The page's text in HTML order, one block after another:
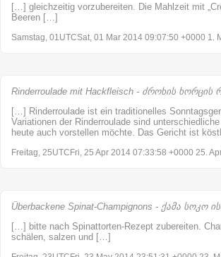
[…] gleichzeitig vorzubereiten. Die Mahlzeit mit
Beeren […]
Samstag, 01UTCSat, 01 Mar 2014 09:07:50 +0000 1.
Rinderroulade mit Hackfleisch - ძროხის
[…] Rinderroulade ist ein traditionelles
Variationen der Rinderroulade sind
heute auch vorstellen möchte. Das Gericht ist
Freitag, 25UTCFri, 25 Apr 2014 07:33:58 +0000 25.
Überbackene Spinat-Champignons - ქამა სოკო
[…] bitte nach Spinattorten-Rezept zubereiten.
schälen, salzen und […]